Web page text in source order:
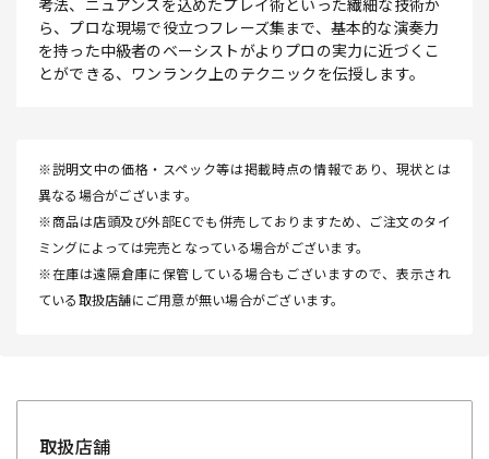
考法、ニュアンスを込めたプレイ術といった繊細な技術か
ら、プロな現場で役立つフレーズ集まで、基本的な演奏力
を持った中級者のベーシストがよりプロの実力に近づくこ
とができる、ワンランク上のテクニックを伝授します。
※説明文中の価格・スペック等は掲載時点の情報であり、現状とは
異なる場合がございます。
※商品は店頭及び外部ECでも併売しておりますため、ご注文のタイ
ミングによっては完売となっている場合がございます。
※在庫は遠隔倉庫に保管している場合もございますので、表示され
ている取扱店舗にご用意が無い場合がございます。
取扱店舗